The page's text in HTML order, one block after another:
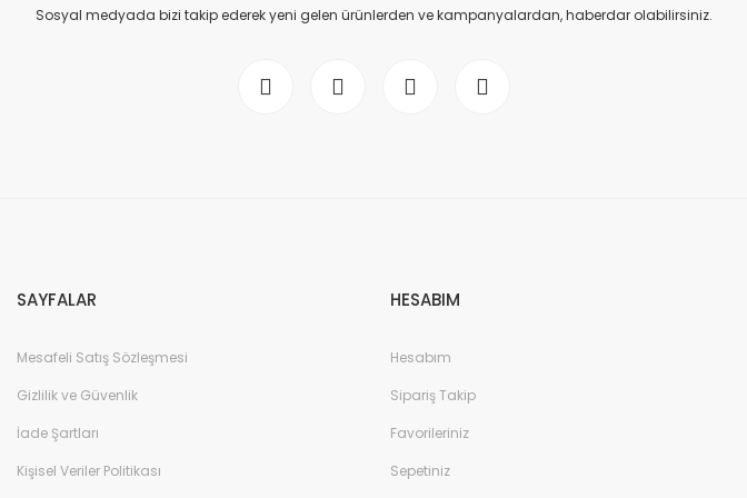
Sosyal medyada bizi takip ederek yeni gelen ürünlerden ve kampanyalardan, haberdar olabilirsiniz.
SAYFALAR
Mesafeli Satış Sözleşmesi
Gizlilik ve Güvenlik
İade Şartları
Kişisel Veriler Politikası
HESABIM
Hesabım
Sipariş Takip
Favorileriniz
Sepetiniz